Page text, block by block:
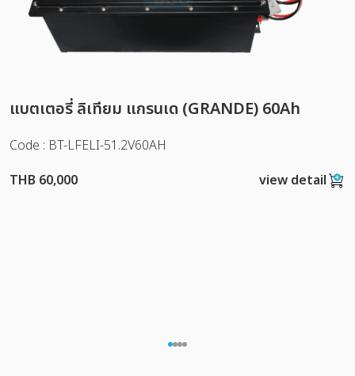
แบตเตอรี่ ลิเทียม แกรนเด (GRANDE) 60Ah
Code : BT-LFELI-51.2V60AH
THB 60,000
view detail